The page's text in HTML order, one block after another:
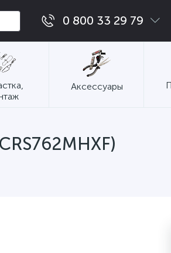
0 800 33 29 79
Аксессуары